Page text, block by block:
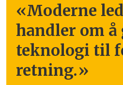
«Moderne
handler om å
teknologi til
retning.»